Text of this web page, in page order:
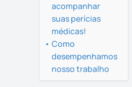
acompanhar
suas perícias
médicas!
Como
desempenhamos
nosso trabalho